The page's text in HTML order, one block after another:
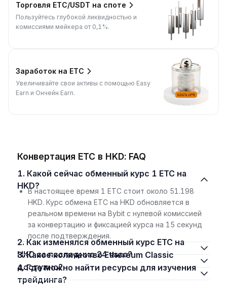
Торговля ETC/USDT на споте
Пользуйтесь глубокой ликвидностью и
комиссиями мейкера от 0,1%.
Заработок на ETC
Увеличивайте свои активы с помощью Easy
Earn и Ончейн Earn.
Конвертация ETC в HKD: FAQ
1. Какой сейчас обменный курс 1 ETC на
HKD?
В настоящее время 1 ETC стоит около 51.198
HKD. Курс обмена ETC на HKD обновляется в
реальном времени на Bybit с нулевой комиссией
за конвертацию и фиксацией курса на 15 секунд
после подтверждения.
2. Как изменялся обменный курс ETC на
HKD за последние 24 часа?
3. Какое количество Ethereum Classic
доступно?
4. Где можно найти ресурсы для изучения
трейдинга?